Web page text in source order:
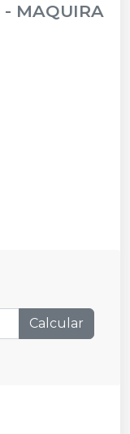
- MAQUIRA
Calcular